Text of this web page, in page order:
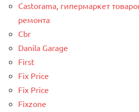
Castorama, гипермаркет
ремонта
Cbr
Danila Garage
First
Fix Price
Fix Price
Fixzone